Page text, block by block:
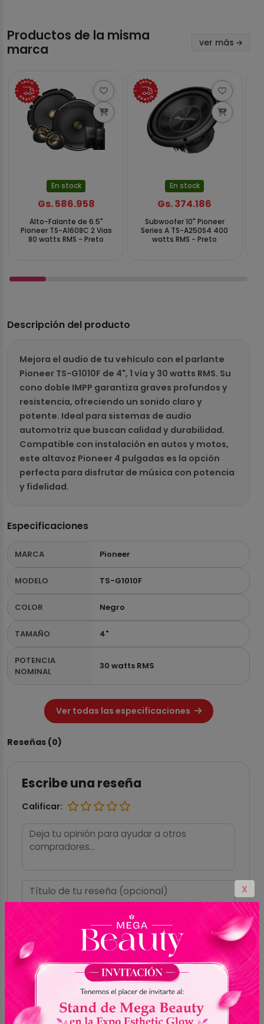
Productos de la misma
marca
ver más
En stock
Gs. 586.958
Alto-Falante de 6.5"
Pioneer TS-A1608C 2 Vias
80 watts RMS - Preto
En stock
Gs. 374.186
Subwoofer 10" Pioneer
Series A TS-A250S4 400
watts RMS - Preto
Descripción del producto
Mejora el audio de tu vehículo con el parlante
Pioneer TS-G1010F de 4", 1 vía y 30 watts RMS. Su
cono doble IMPP garantiza graves profundos y
resistencia, ofreciendo un sonido claro y
potente. Ideal para sistemas de audio
automotriz que buscan calidad y durabilidad.
Compatible con instalación en autos y motos,
este altavoz Pioneer 4 pulgadas es la opción
perfecta para disfrutar de música con potencia
y fidelidad.
Especificaciones
MARCA Pioneer
MODELO TS-G1010F
COLOR Negro
TAMAÑO 4"
POTENCIA
NOMINAL
30 watts RMS
Ver todas las especificaciones
Reseñas (0)
Escribe una reseña
Calificar:
Subir imágenes (Máximo de 2MB por
imagen)
Hasta 5 imágenes
Formatos aceptados: GIF, PNG, JPG, JPEG,
WEBP
X